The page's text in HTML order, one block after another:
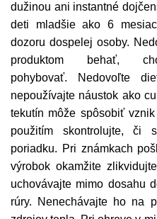
dužinou ani instantné
deti mladšie ako 6
dozoru dospelej osoby.
produktom behať,
pohybovať. Nedovoľte
nepoužívajte náustok ako
tekutín môže spôsobiť
použitím skontrolujte, či
poriadku. Pri známkach
výrobok okamžite
uchovávajte mimo dosahu
rúry. Nenechávajte ho na